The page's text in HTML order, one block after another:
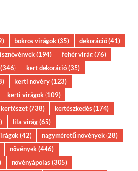
bokros virágok(35) dekoráció(41)
(194) fehér virág(76)
(346) kert dekoráció(35)
kerti növény(123)
kerti virágok(109)
kertészet(738) kertészkedés(174)
lila virág(65)
(42) nagyméretű növények(28)
növények(446)
növényápolás(305)